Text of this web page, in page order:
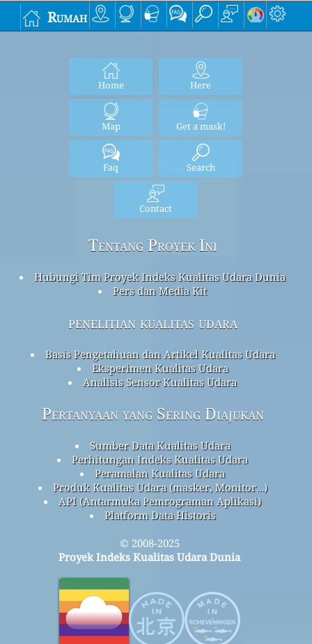
Rumah
Home Here
Map Get a mask!
Faq Search
Contact
Tentang Proyek Ini
Hubungi Tim Proyek Indeks Kualitas Udara Dunia
Pers dan Media Kit
penelitian kualitas udara
Basis Pengetahuan dan Artikel Kualitas Udara
Eksperimen Kualitas Udara
Analisis Sensor Kualitas Udara
Pertanyaan yang Sering Diajukan
Sumber Data Kualitas Udara
Perhitungan Indeks Kualitas Udara
Peramalan Kualitas Udara
Produk Kualitas Udara (masker, Monitor…)
API (Antarmuka Pemrograman Aplikasi)
Platform Data Historis
© 2008-2025
Proyek Indeks Kualitas Udara Dunia